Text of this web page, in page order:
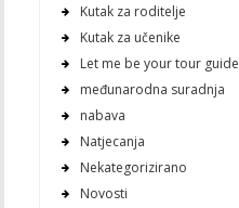
Kutak za roditelje
Kutak za učenike
Let me be your tour guide
međunarodna suradnja
nabava
Natjecanja
Nekategorizirano
Novosti